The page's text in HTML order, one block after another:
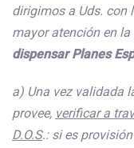
dirigimos a Uds. con
mayor atención en
dispensar Planes
a) Una vez validada
provee, verificar a
D.O.S.: si es